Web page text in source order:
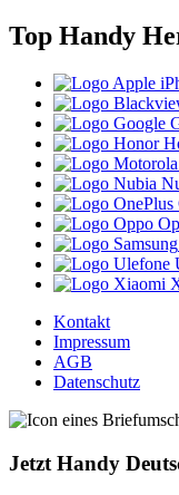
Top Handy
Kontakt
Impressum
AGB
Datenschutz
Jetzt Handy